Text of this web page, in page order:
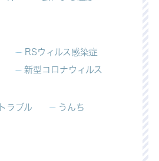
RSウィルス感染症
新型コロナウィルス
トラブル
うんち